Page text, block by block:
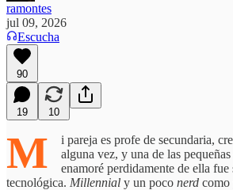
ramontes
jul 09, 2026
Escucha
90
19 10
M
i pareja es profe de secundaria,
alguna vez, y una de las
enamoré perdidamente de ella fue
tecnológica. Millennial y un poco nerd como